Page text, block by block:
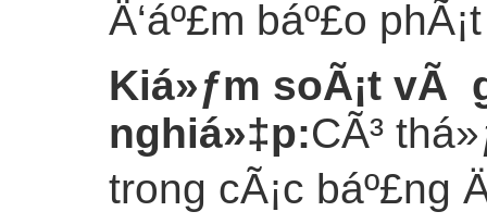
Ä‘áº£m báº£o
Kiá»ƒm soÃ¡t vÃ
nghiá»‡p:CÃ³
trong cÃ¡c báº£ng